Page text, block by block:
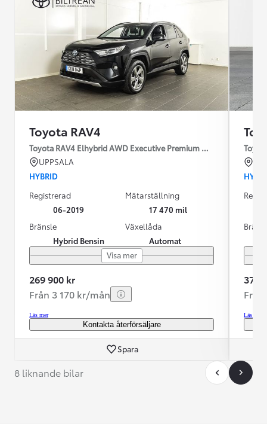
Toyota RAV4
Toyota RAV4 Elhybrid AWD Executive Premium Drag 360-kamera
UPPSALA
HYBRID
Registrerad
06-2019
Mätarställning
17 470 mil
Bränsle
Hybrid Bensin
Växellåda
Automat
Visa mer
269 900 kr
Från 3 170 kr/mån
Läs mer
Kontakta återförsäljare
Spara
379
Läs mer
8 liknande bilar